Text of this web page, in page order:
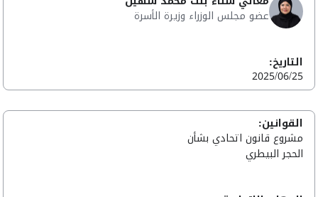
عضو مجلس الوزراء وزيرة الأسرة
التاريخ:
2025/06/25
القوانين:
مشروع قانون اتحادي بشأن
الحجر البيطري